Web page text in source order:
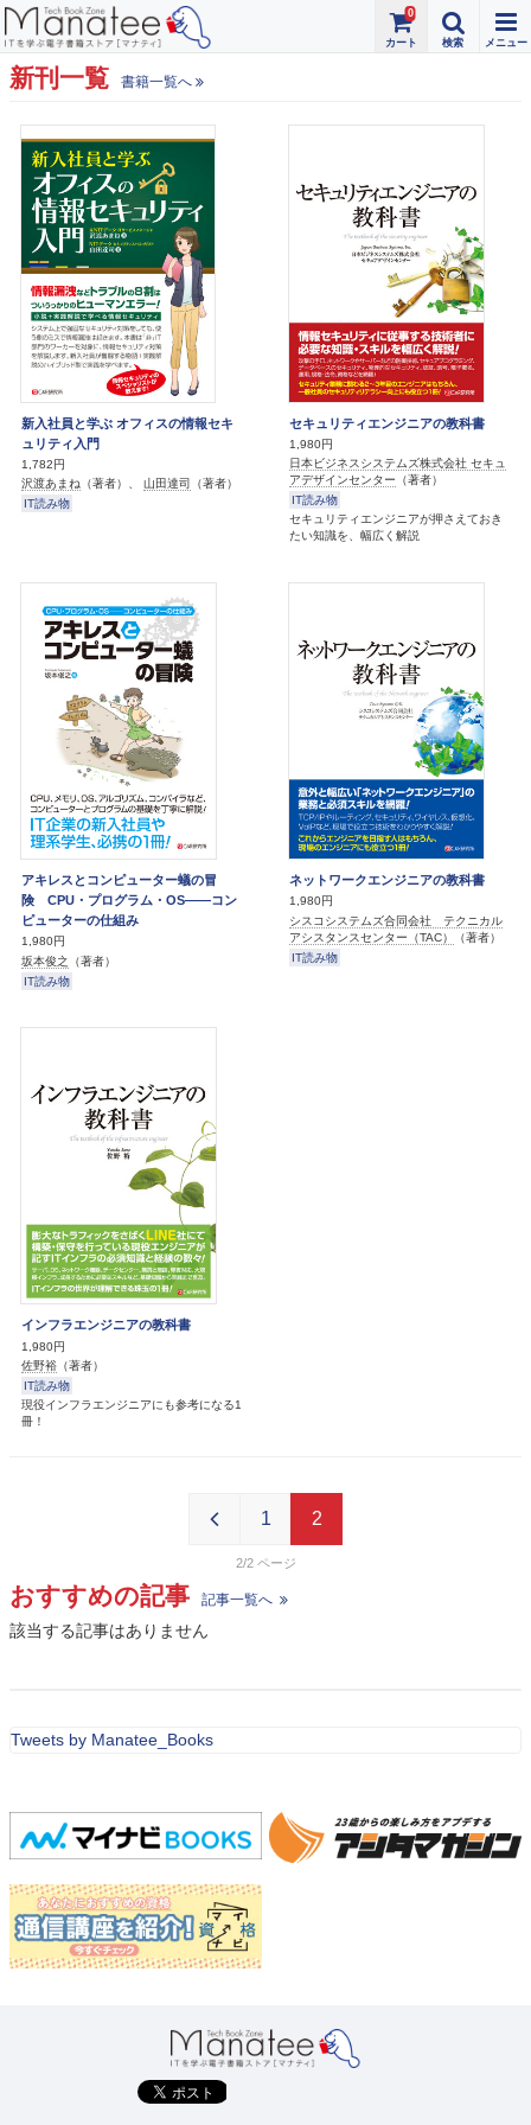
0
新刊一覧 書籍一覧へ
新入社員と学ぶ オフィスの情報セキ
ュリティ入門
1,782円
沢渡あまね （著者）、 山田達司
（著者）
IT読み物
セキュリティエンジニアの教科書
1,980円
日本ビジネスシステムズ株式会社 セキュ
アデザインセンター （著者）
IT読み物
セキュリティエンジニアが押さえておき
たい知識を、幅広く解説
アキレスとコンピューター蟻の冒
険 CPU・プログラム・OS――コン
ピューターの仕組み
1,980円
坂本俊之 （著者）
IT読み物
ネットワークエンジニアの教科書
1,980円
シスコシステムズ合同会社 テクニカル
アシスタンスセンター（TAC）
（著者）
IT読み物
インフラエンジニアの教科書
1,980円
佐野裕 （著者）
IT読み物
現役インフラエンジニアにも参考になる1
冊！
2/2
1 2
おすすめの記事 記事一覧へ
該当する記事はありません
Tweets by Manatee_Books